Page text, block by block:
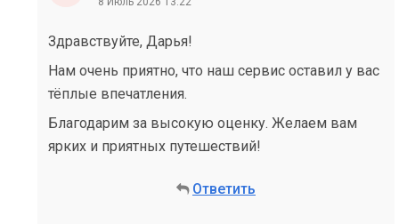
Здравствуйте, Дарья!
Нам очень приятно, что наш сервис оставил у вас
тёплые впечатления.
Благодарим за высокую оценку. Желаем вам
ярких и приятных путешествий!
Ответить